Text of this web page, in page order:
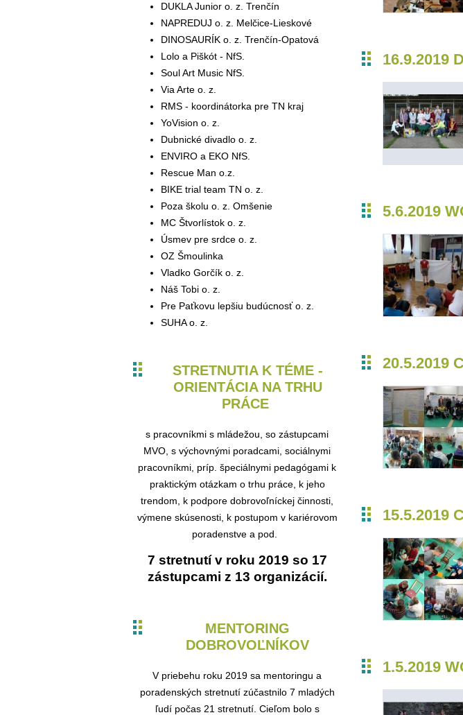
DUKLA Junior o. z. Trenčín
NAPREDUJ o. z. Melčice-Lieskové
DINOSAURÍK o. z. Trenčín-Opatová
Lolo a Piškót - NfS.
Soul Art Music NfS.
Via Arte o. z.
RMS - koordinátorka pre TN kraj
YoVision o. z.
Dubnické divadlo o. z.
ENVIRO a EKO NfS.
Rescue Man o.z.
BIKE trial team TN o. z.
Poza školu o. z. Omšenie
MC Štvorlístok o. z.
Úsmev pre srdce o. z.
OZ Šmoulinka
Vladko Gorčík o. z.
Náš Tobi o. z.
Pre Paťkovu lepšiu budúcnosť o. z.
SUHA o. z.
STRETNUTIA K TÉME -
ORIENTÁCIA NA TRHU
PRÁCE
s pracovníkmi s mládežou, so zástupcami
MVO, s výchovnými poradcami, sociálnymi
pracovníkmi, príp. špeciálnymi pedagógami k
praktickým otázkam o trhu práce, k jeho
trendom, k podpore dobrovoľníckej činnosti,
výmene skúsenosti, k postupom v kariérovom
poradenstve a pod.
7 stretnutí v roku 2019 so 17
zástupcami z 13 organizácií.
MENTORING
DOBROVOĽNÍKOV
V priebehu roku 2019 sa mentoringu a
poradenských stretnutí zúčastnilo 7 mladých
ľudí počas 21 stretnutí. Cieľom bolo s
16.9.2019
5.6.2019
20.5.2019
15.5.2019
1.5.2019